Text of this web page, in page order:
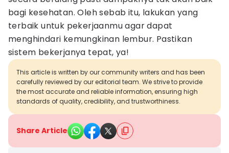
bagi kesehatan. Oleh sebab itu, lakukan yang
terbaik untuk pekerjaanmu agar dapat
menghindari kemungkinan lembur. Pastikan
sistem bekerjanya tepat, ya!
This article is written by our community writers and has been
carefully reviewed by our editorial team. We strive to provide
the most accurate and reliable information, ensuring high
standards of quality, credibility, and trustworthiness.
Share Article